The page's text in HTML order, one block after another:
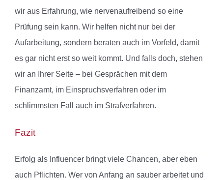
wir aus Erfahrung, wie nervenaufreibend so eine
Prüfung sein kann. Wir helfen nicht nur bei der
Aufarbeitung, sondern beraten auch im Vorfeld, damit
es gar nicht erst so weit kommt. Und falls doch, stehen
wir an Ihrer Seite – bei Gesprächen mit dem
Finanzamt, im Einspruchsverfahren oder im
schlimmsten Fall auch im Strafverfahren.
Fazit
Erfolg als Influencer bringt viele Chancen, aber eben
auch Pflichten. Wer von Anfang an sauber arbeitet und